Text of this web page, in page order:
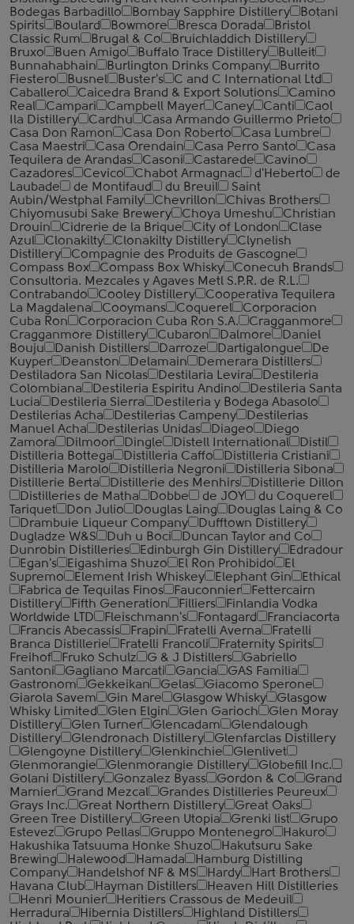
Bodegas Barbadillo
Bombay Sapphire Distillery
Botani
Spirits
Boulard Bowmore Bresca Dorada
Bristol
Classic Rum
Brugal & Co
Bruichladdich Distillery
Bruxo
Buen Amigo Buffalo Trace Distillery
Bulleit
Bunnahabhain
Burlington Drinks Company
Burrito
Fiestero
Busnel Buster's
C and C International Ltd
Caballero
Caicedra Brand & Export Solutions
Camino
Real
Campari Campbell Mayer Caney Canti
Caol
Ila Distillery
Cardhu
Casa Armando Guillermo Prieto
Casa Don Ramon
Casa Don Roberto
Casa Lumbre
Casa Maestri
Casa Orendain Casa Perro Santo
Casa
Tequilera de Arandas
Casoni Castarede
Cavino
Cazadores
Cevico Chabot Armagnac d'Heberto
de
Laubade
de Montifaud du Breuil
Saint
Aubin/Westphal Family
Chevrillon
Chivas Brothers
Chiyomusubi Sake Brewery
Choya Umeshu
Christian
Drouin
Cidrerie de la Brique City of London
Clase
Azul
Clonakilty Clonakilty Distillery
Clynelish
Distillery
Compagnie des Produits de Gascogne
Compass Box
Compass Box Whisky
Conecuh Brands
Consultoria. Mezcales y Agaves Metl S.P.R. de R.L.
Contrabando
Cooley Distillery
Cooperativa Tequilera
La Magdalena
Cooymans Coquerel
Corporacion
Cuba Ron
Corporacion Cuba Ron S.A.
Cragganmore
Cragganmore Distillery
Cubaron Dalmore
Daniel
Bouju
Danish Distillers Darroze Dartigalongue
De
Kuyper
Deanston Delamain
Demerara Distillers
Destiladora San Nicolas
Destilaria Levira
Destileria
Colombiana
Destileria Espiritu Andino
Destileria Santa
Lucia
Destileria Sierra
Destileria y Bodega Abasolo
Destilerias Acha
Destilerias Campeny
Destilerias
Manuel Acha
Destilerias Unidas Diageo
Diego
Zamora
Dilmoor Dingle Distell International
Distil
Distilleria Bottega
Distilleria Caffo
Distilleria Cristiani
Distilleria Marolo
Distilleria Negroni
Distilleria Sibona
Distillerie Berta
Distillerie des Menhirs
Distillerie Dillon
Distilleries de Matha
Dobbe de JOY
du Coquerel
Tariquet
Don Julio Douglas Laing
Douglas Laing & Co
Drambuie Liqueur Company
Dufftown Distillery
Dugladze W&S
Duh u Boci
Duncan Taylor and Co
Dunrobin Distilleries
Edinburgh Gin Distillery
Edradour
Egan's
Eigashima Shuzo El Ron Prohibido
El
Supremo
Element Irish Whiskey Elephant Gin
Ethical
Fabrica de Tequilas Finos
Fauconnier
Fettercairn
Distillery
Fifth Generation Filliers
Finlandia Vodka
Worldwide LTD
Fleischmann's Fontagard
Franciacorta
Francis Abecassis
Frapin Fratelli Averna
Fratelli
Branca Distillerie
Fratelli ‎Francoli
Fraternity Spirits
Freihof
Fruko Schulz G & J Distillers
Gabriello
Santoni
Gagliano Marcati Gancia
GAS Familia
Gastronom
Gekkeikan Gelas
Giacomo Sperone
Giarola Savem
Gin Mare Glasgow Whisky
Glasgow
Whisky Limited
Glen Elgin Glen Garioch
Glen Moray
Distillery
Glen Turner Glencadam
Glendalough
Distillery
Glendronach Distillery
Glenfarclas Distillery
Glengoyne Distillery
Glenkinchie
Glenlivet
Glenmorangie
Glenmorangie Distillery
Globefill Inc.
Golani Distillery
Gonzalez Byass Gordon & Co
Grand
Marnier
Grand Mezcal
Grandes Distilleries Peureux
Grays Inc.
Great Northern Distillery
Great Oaks
Green Tree Distillery
Green Utopia Grenki list
Grupo
Estevez
Grupo Pellas Gruppo Montenegro
Hakuro
Hakushika Tatsuuma Honke Shuzo
Hakutsuru Sake
Brewing
Halewood Hamada
Hamburg Distilling
Company
Handelshof NF & MS Hardy
Hart Brothers
Havana Club
Hayman Distillers
Heaven Hill Distilleries
Henri Mounier
Heritiers Crassous de Medeuil
Herradura
Hibernia Distillers
Highland Distillers